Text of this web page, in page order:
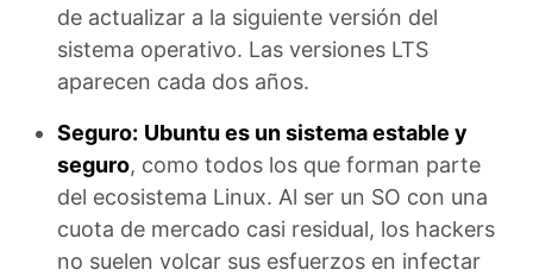
de actualizar a la siguiente versión del
sistema operativo. Las versiones LTS
aparecen cada dos años.
Seguro: Ubuntu es un sistema estable y
seguro, como todos los que forman parte
del ecosistema Linux. Al ser un SO con una
cuota de mercado casi residual, los hackers
no suelen volcar sus esfuerzos en infectar